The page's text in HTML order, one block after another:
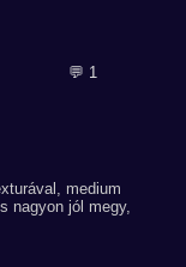
💬 1
medium
nagyon jól megy,